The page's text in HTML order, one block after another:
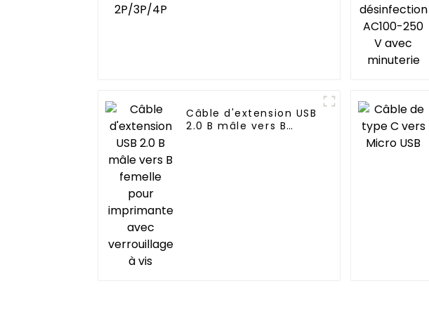
Câble d'extension USB
2.0 B mâle vers B